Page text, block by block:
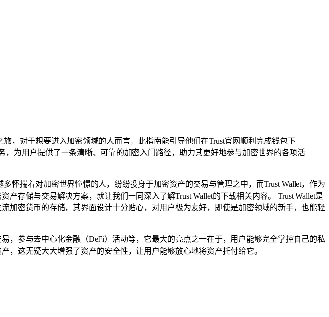
，对于想要进入加密领域的人而言，此指南能引导他们在Trust官网顺利完成钱包下
为用户提供了一条清晰、可靠的加密入门路径，助力其更好地参与加密世界的各项活
怀揣着对加密世界憧憬的人，纷纷投身于加密资产的交易与管理之中，而Trust Wallet，作为
存储与交易解决方案，就让我们一同深入了解Trust Wallet的下载相关内容。 Trust Wallet是
加密货币的存储，其界面设计十分贴心，对用户极为友好，即使是加密领域的新手，也能轻
，参与去中心化金融（DeFi）活动等，它最大的亮点之一在于，用户能够完全掌控自己的私
，这无疑大大增强了资产的安全性，让用户能够放心地将资产托付给它。